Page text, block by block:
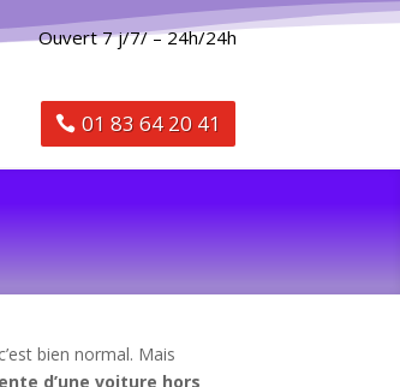
Ouvert 7 j/7/ – 24h/24h
01 83 64 20 41
bien normal. Mais
d’une voiture hors